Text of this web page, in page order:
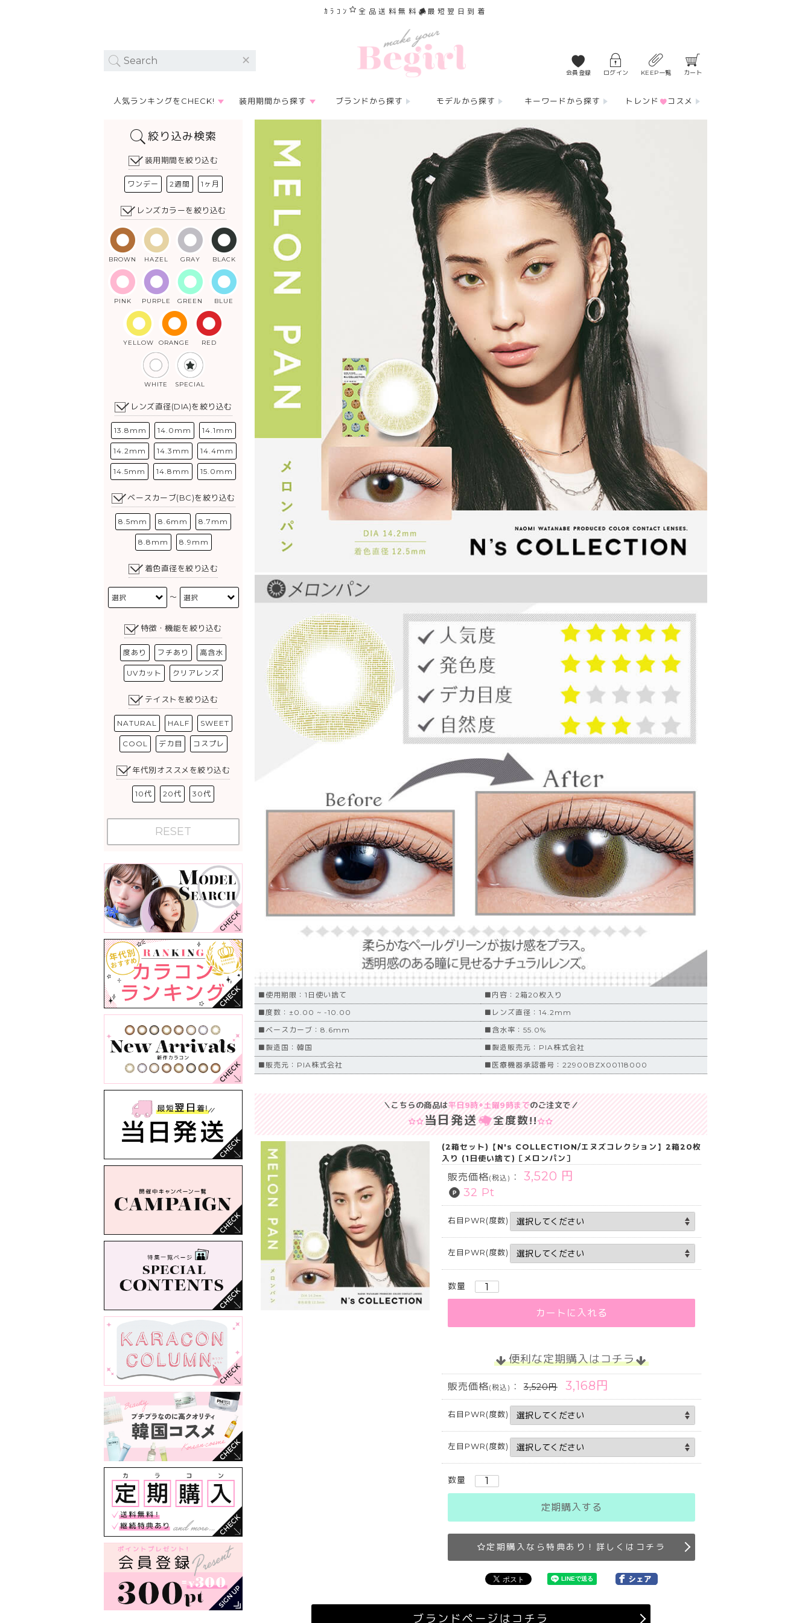
ｶﾗｺﾝ 全品送料無料 最短翌日到着
会員登録 ログイン KEEP一覧 カート
人気ランキングをCHECK! 装用期間から探す ブランドから探す モデルから探す キーワードから探す トレンド コスメ
絞り込み検索
装用期間を絞り込む
ワンデー 2週間 1ヶ月
レンズカラーを絞り込む
BROWN HAZEL GRAY BLACK
PINK PURPLE GREEN BLUE
YELLOW ORANGE RED
WHITE SPECIAL
レンズ直径(DIA)を絞り込む
13.8mm 14.0mm 14.1mm
14.2mm 14.3mm 14.4mm
14.5mm 14.8mm 15.0mm
ベースカーブ(BC)を絞り込む
8.5mm 8.6mm 8.7mm
8.8mm 8.9mm
着色直径を絞り込む
〜
特徴・機能を絞り込む
度あり フチあり 高含水
UVカット クリアレンズ
テイストを絞り込む
NATURAL HALF SWEET
COOL デカ目 コスプレ
年代別オススメを絞り込む
10代 20代 30代
RESET
■使用期限：1日使い捨て
■内容：2箱20枚入り
■度数：±0.00 ~ -10.00
■レンズ直径：14.2mm
■ベースカーブ：8.6mm
■含水率：55.0%
■製造国：韓国
■製造販売元：PIA株式会社
■販売元：PIA株式会社
■医療機器承認番号：22900BZX00118000
＼こちらの商品は平日9時+土曜9時までのご注文で／
当日発送 全度数!!
(2箱セット)【N's COLLECTION/エヌズコレクション】2箱20枚
入り (1日使い捨て)［メロンパン］
販売価格(税込) ： 3,520 円
32 Pt
右目PWR(度数)
左目PWR(度数)
数量
カートに入れる
便利な定期購入はコチラ
販売価格(税込) ： 3,520円 3,168円
右目PWR(度数)
左目PWR(度数)
数量
定期購入する
定期購入なら特典あり！詳しくはコチラ
ブランドページはコチラ